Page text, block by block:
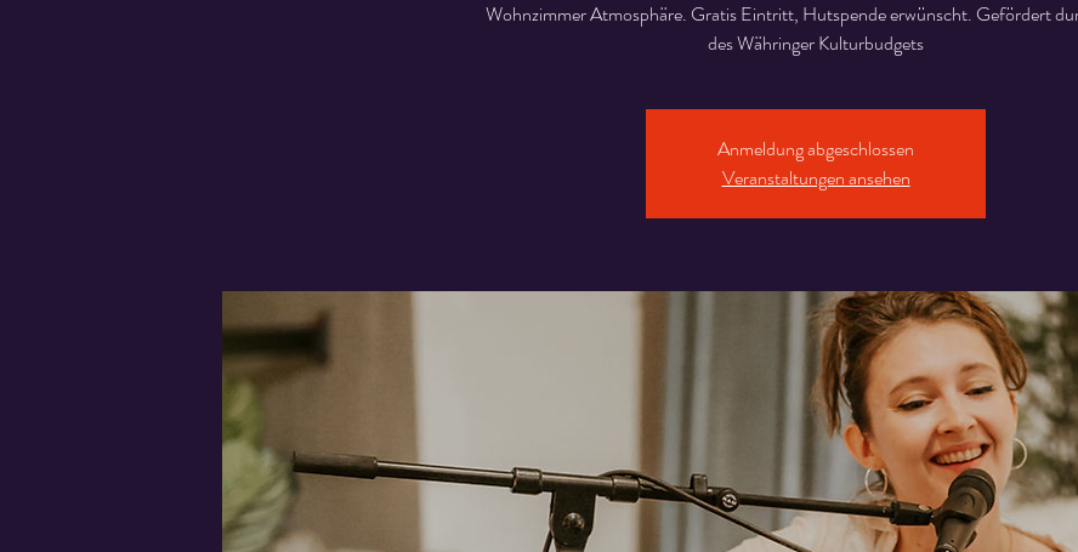
Wohnzimmer Atmosphäre. Gratis Eintritt, Hutspende erwünscht. Gefördert
des Währinger Kulturbudgets
Anmeldung abgeschlossen
Veranstaltungen ansehen